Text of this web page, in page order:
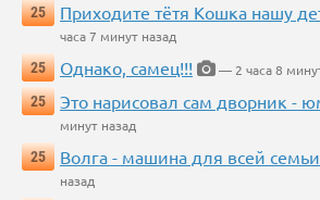
25
Приходите тётя Кошка нашу
часа 7 минут назад
25
Однако, самец!!!
— 2 часа 8
25
Это нарисовал сам дворник -
минут назад
25
Волга - машина для всей семьи
назад